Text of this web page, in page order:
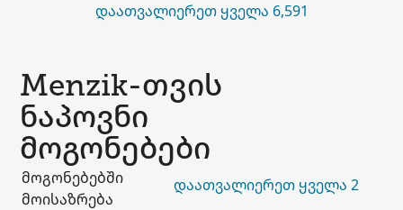
ᲓᲐᲐᲗᲕᲐᲚᲘᲔᲠᲔᲗ ᲧᲕᲔᲚᲐ 6,591
Menzik-თვის
ნაპოვნი
მოგონებები
მოგონებებში
მოისაზრება
ᲓᲐᲐᲗᲕᲐᲚᲘᲔᲠᲔᲗ ᲧᲕᲔᲚᲐ 2